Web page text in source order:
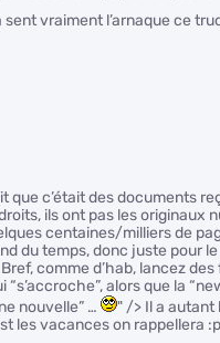
sent vraiment l’arnaque ce
que c’était des documents
ils ont pas les originaux
centaines/milliers de
du temps, donc juste pour
comme d’hab, lancez des
“s’accroche”, alors que la
nouvelle” …
" /> Il a autant
les vacances on rappellera :p